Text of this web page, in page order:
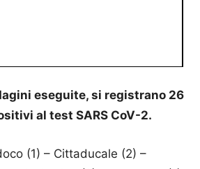
eseguite, si registrano 26
al test SARS CoV-2.
(1) – Cittaducale (2) –